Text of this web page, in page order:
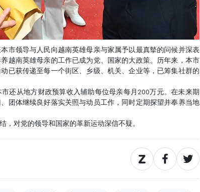
市领导与人民向越南英雄母亲与家属予以最真摰的问候并深表
越南英雄母亲的工作已成为党、国家的大政策。历年来，本市
已获传递至每一个街区、乡级、机关、企业等，已筹集社群的
还从地方财政预算收入辅助每位母亲每月200万元。在未来期
团体继续良好落实关照与动员工作，同时定期探望并奉养当地
，对党的领导和国家的革新运动深信不疑。